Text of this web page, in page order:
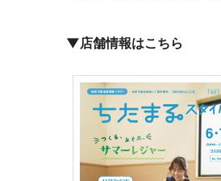
▼店舗情報はこちら